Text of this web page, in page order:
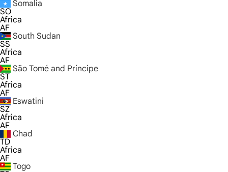
Somalia
SO
Africa
AF
South Sudan
SS
Africa
AF
São Tomé and Príncipe
ST
Africa
AF
Eswatini
SZ
Africa
AF
Chad
TD
Africa
AF
Togo